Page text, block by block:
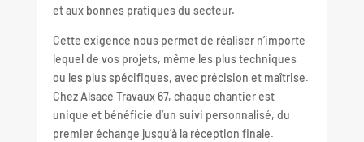
et aux bonnes pratiques du secteur.
Cette exigence nous permet de réaliser n’importe
lequel de vos projets, même les plus techniques
ou les plus spécifiques, avec précision et maîtrise.
Chez Alsace Travaux 67, chaque chantier est
unique et bénéficie d’un suivi personnalisé, du
premier échange jusqu’à la réception finale.